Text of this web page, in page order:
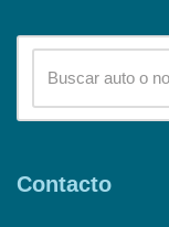
Contacto